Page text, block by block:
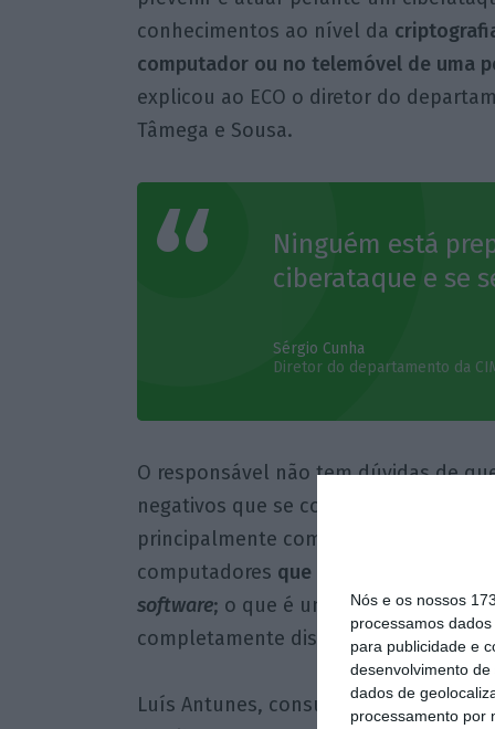
Nós e os nossos
processamos
para publicidade e
desenvolvimento de
dados de
processamento por
conhecimentos ao nível da
computador ou no telemóvel de uma
explicou ao ECO o diretor do
Tâmega e Sousa.
Ninguém está
ciberataque e se
Sérgio Cunha
Diretor do departamento da
O responsável não tem dúvidas de
negativos que se conjugam e que
principalmente com a
computadores que estão
software; o que é um risco muito
completamente distintos, o que é
Luís Antunes, consultor do Centro